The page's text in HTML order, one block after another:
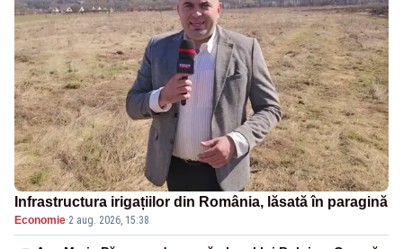
Infrastructura irigațiilor din România, lăsată în paragină
Economie·2 aug. 2026, 15:38